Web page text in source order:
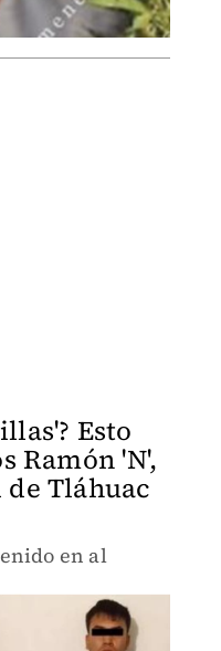
Esto
Ramón 'N',
Tláhuac
en al